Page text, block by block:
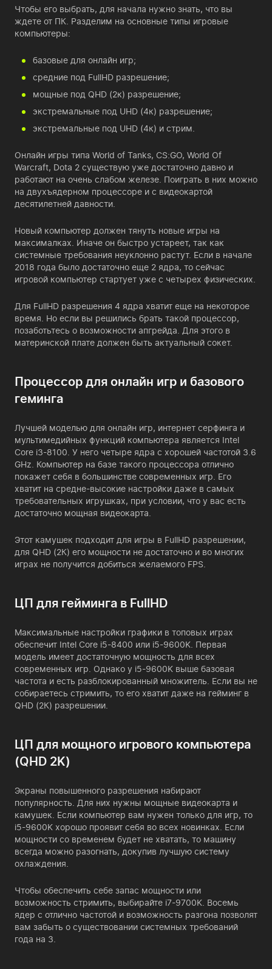
Чтобы его выбрать, для начала нужно знать, что вы
ждете от ПК. Разделим на основные типы игровые
компьютеры:
базовые для онлайн игр;
средние под FullHD разрешение;
мощные под QHD (2к) разрешение;
экстремальные под UHD (4к) разрешение;
экстремальные под UHD (4к) и стрим.
Онлайн игры типа World of Tanks, CS:GO, World Of
Warcraft, Dota 2 существую уже достаточно давно и
работают на очень слабом железе. Поиграть в них можно
на двухъядерном процессоре и с видеокартой
десятилетней давности.
Новый компьютер должен тянуть новые игры на
максималках. Иначе он быстро устареет, так как
системные требования неуклонно растут. Если в начале
2018 года было достаточно еще 2 ядра, то сейчас
игровой компьютер стартует уже с четырех физических.
Для FullHD разрешения 4 ядра хватит еще на некоторое
время. Но если вы решились брать такой процессор,
позаботьтесь о возможности апгрейда. Для этого в
материнской плате должен быть актуальный сокет.
Процессор для онлайн игр и базового
геминга
Лучшей моделью для онлайн игр, интернет серфинга и
мультимедийных функций компьютера является Intel
Core i3-8100. У него четыре ядра с хорошей частотой 3.6
GHz. Компьютер на базе такого процессора отлично
покажет себя в большинстве современных игр. Его
хватит на средне-высокие настройки даже в самых
требовательных игрушках, при условии, что у вас есть
достаточно мощная видеокарта.
Этот камушек подходит для игры в FullHD разрешении,
для QHD (2К) его мощности не достаточно и во многих
играх не получится добиться желаемого FPS.
ЦП для гейминга в FullHD
Максимальные настройки графики в топовых играх
обеспечит Intel Core i5-8400 или i5-9600K. Первая
модель имеет достаточную мощность для всех
современных игр. Однако у i5-9600K выше базовая
частота и есть разблокированный множитель. Если вы не
собираетесь стримить, то его хватит даже на гейминг в
QHD (2К) разрешении.
ЦП для мощного игрового компьютера
(QHD 2K)
Экраны повышенного разрешения набирают
популярность. Для них нужны мощные видеокарта и
камушек. Если компьютер вам нужен только для игр, то
i5-9600K хорошо проявит себя во всех новинках. Если
мощности со временем будет не хватать, то машину
всегда можно разогнать, докупив лучшую систему
охлаждения.
Чтобы обеспечить себе запас мощности или
возможность стримить, выбирайте i7-9700K. Восемь
ядер с отлично частотой и возможность разгона позволят
вам забыть о существовании системных требований
года на 3.